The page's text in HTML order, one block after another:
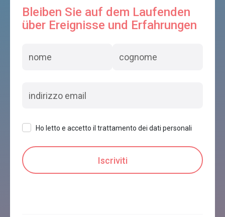
Bleiben Sie auf dem Laufenden
über Ereignisse und Erfahrungen
Ho letto e accetto il trattamento dei dati personali